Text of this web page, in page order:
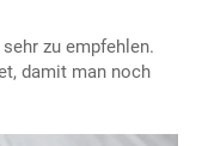
zu empfehlen.
damit man noch